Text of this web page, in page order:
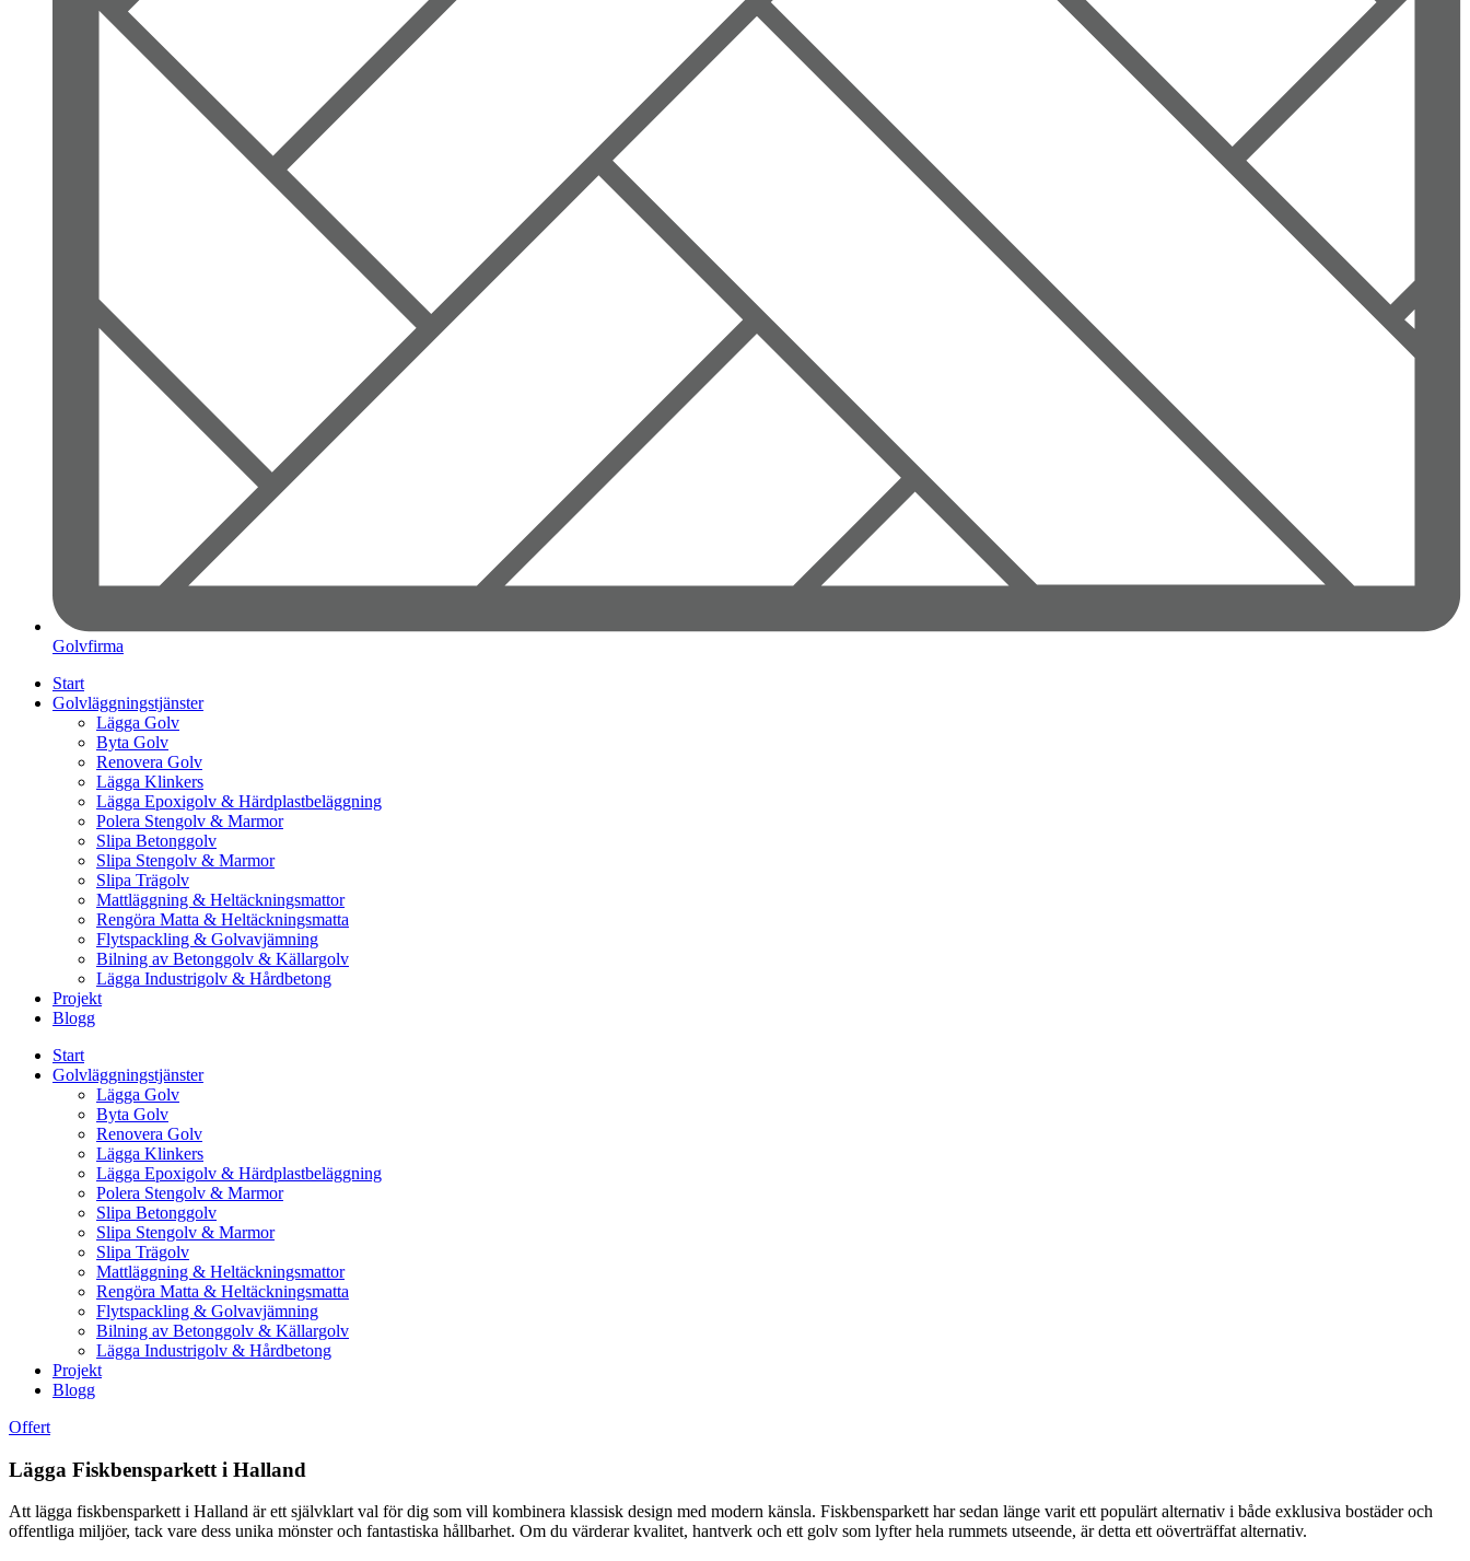
Golvfirma
Start
Golvläggningstjänster
Lägga Golv
Byta Golv
Renovera Golv
Lägga Klinkers
Lägga Epoxigolv & Härdplastbeläggning
Polera Stengolv & Marmor
Slipa Betonggolv
Slipa Stengolv & Marmor
Slipa Trägolv
Mattläggning & Heltäckningsmattor
Rengöra Matta & Heltäckningsmatta
Flytspackling & Golvavjämning
Bilning av Betonggolv & Källargolv
Lägga Industrigolv & Hårdbetong
Projekt
Blogg
Start
Golvläggningstjänster
Lägga Golv
Byta Golv
Renovera Golv
Lägga Klinkers
Lägga Epoxigolv & Härdplastbeläggning
Polera Stengolv & Marmor
Slipa Betonggolv
Slipa Stengolv & Marmor
Slipa Trägolv
Mattläggning & Heltäckningsmattor
Rengöra Matta & Heltäckningsmatta
Flytspackling & Golvavjämning
Bilning av Betonggolv & Källargolv
Lägga Industrigolv & Hårdbetong
Projekt
Blogg
Offert
Lägga Fiskbensparkett i Halland
Att lägga fiskbensparkett i Halland är ett självklart val för dig som vill kombinera klassisk design med modern känsla. Fiskbensparkett har sedan länge varit ett populärt alternativ i både exklusiva bostäder och
offentliga miljöer, tack vare dess unika mönster och fantastiska hållbarhet. Om du värderar kvalitet, hantverk och ett golv som lyfter hela rummets utseende, är detta ett oöverträffat alternativ.